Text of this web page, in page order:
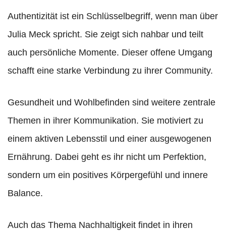
Authentizität ist ein Schlüsselbegriff, wenn man über
Julia Meck spricht. Sie zeigt sich nahbar und teilt
auch persönliche Momente. Dieser offene Umgang
schafft eine starke Verbindung zu ihrer Community.
Gesundheit und Wohlbefinden sind weitere zentrale
Themen in ihrer Kommunikation. Sie motiviert zu
einem aktiven Lebensstil und einer ausgewogenen
Ernährung. Dabei geht es ihr nicht um Perfektion,
sondern um ein positives Körpergefühl und innere
Balance.
Auch das Thema Nachhaltigkeit findet in ihren